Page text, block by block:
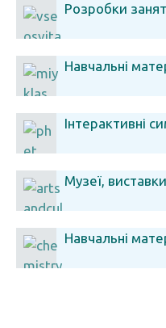
Розробки
Навчальні
Інтерактивні
Музеї,
Навчальні